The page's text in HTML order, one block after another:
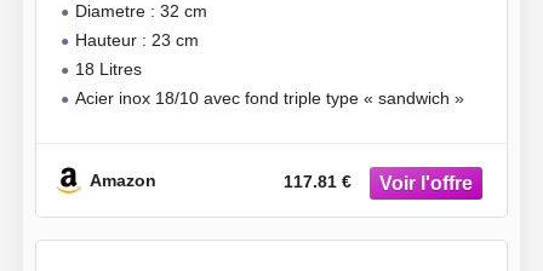
Diametre : 32 cm
Hauteur : 23 cm
18 Litres
Acier inox 18/10 avec fond triple type « sandwich »
Amazon 117.81 €